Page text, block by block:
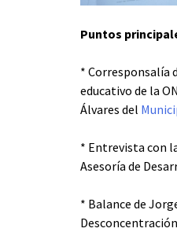
Puntos
* Corresponsalía
educativo de la
Álvares del
* Entrevista con
Asesoría de
* Balance de